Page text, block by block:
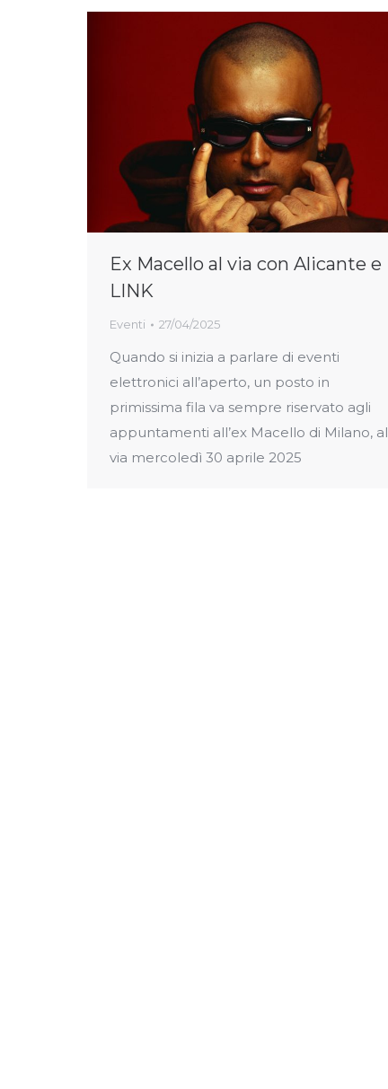
Ex Macello al via con Alicante e
LINK
Eventi 27/04/2025
Quando si inizia a parlare di eventi
elettronici all’aperto, un posto in
primissima fila va sempre riservato agli
appuntamenti all’ex Macello di Milano, al
via mercoledì 30 aprile 2025